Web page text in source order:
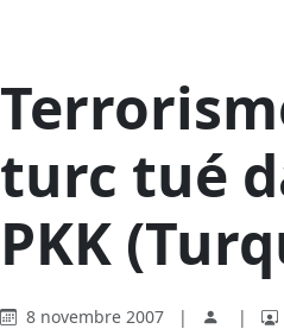
turc tué
PKK
8 novembre 2007 | |